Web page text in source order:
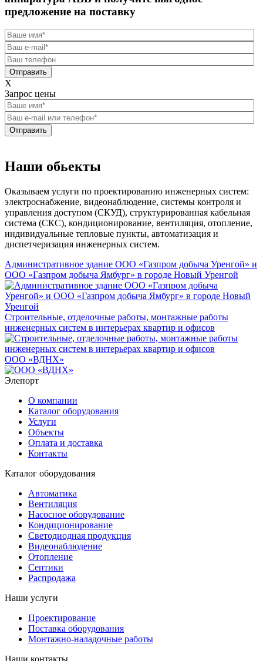
предложение на поставку
Отправить
X
Запрос цены
Отправить
Наши обьекты
Оказываем услуги по проектированию инженерных систем:
электроснабжение, видеонаблюдение, системы контроля и
управления доступом (СКУД), структурированная кабельная
система (СКС), кондиционирование, вентиляция, отопление,
индивидуальные тепловые пункты, автоматизация и
диспетчеризация инженерных систем.
Административное здание ООО «Газпром добыча Уренгой» и
ООО «Газпром добыча Ямбург» в городе Новый Уренгой
Строительные, отделочные работы, монтажные работы
инженерных систем в интерьерах квартир и офисов
ООО «ВДНХ»
Элепорт
О компании
Каталог оборудования
Услуги
Объекты
Оплата и доставка
Контакты
Каталог оборудования
Автоматика
Вентиляция
Насосное оборудование
Кондиционирование
Светодиодная продукция
Видеонаблюдение
Отопление
Септики
Распродажа
Наши услуги
Проектирование
Поставка оборудования
Монтажно-наладочные работы